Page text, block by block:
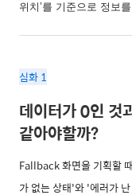
위치’를 기준으로 정보
심화 1
데이터가 0인
같아야할까?
Fallback 화면을 기획할
가 없는 상태'와 '에러가